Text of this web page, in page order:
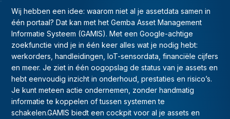
Wij hebben een idee: waarom niet al je assetdata samen in
één portaal? Dat kan met het Gemba Asset Management
Informatie Systeem (GAMIS). Met een Google-achtige
zoekfunctie vind je in één keer alles wat je nodig hebt:
werkorders, handleidingen, IoT-sensordata, financiële cijfers
en meer. Je ziet in één oogopslag de status van je assets en
hebt eenvoudig inzicht in onderhoud, prestaties en risico’s.
Je kunt meteen actie ondernemen, zonder handmatig
informatie te koppelen of tussen systemen te
schakelen.GAMIS biedt een cockpit voor al je assets en